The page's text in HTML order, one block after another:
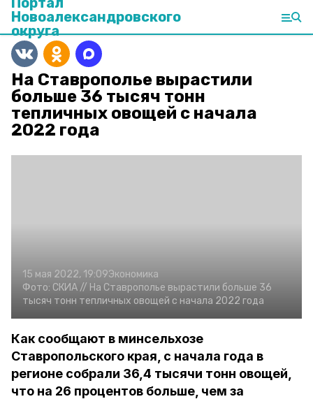
Новоалександровского
округа
На Ставрополье вырастили
больше 36 тысяч тонн
тепличных овощей с начала
2022 года
15 мая 2022, 19:09Экономика
Фото: СКИА // На Ставрополье вырастили больше 36
тысяч тонн тепличных овощей с начала 2022 года
Как сообщают в минсельхозе
Ставропольского края, с начала года в
регионе собрали 36,4 тысячи тонн овощей,
что на 26 процентов больше, чем за